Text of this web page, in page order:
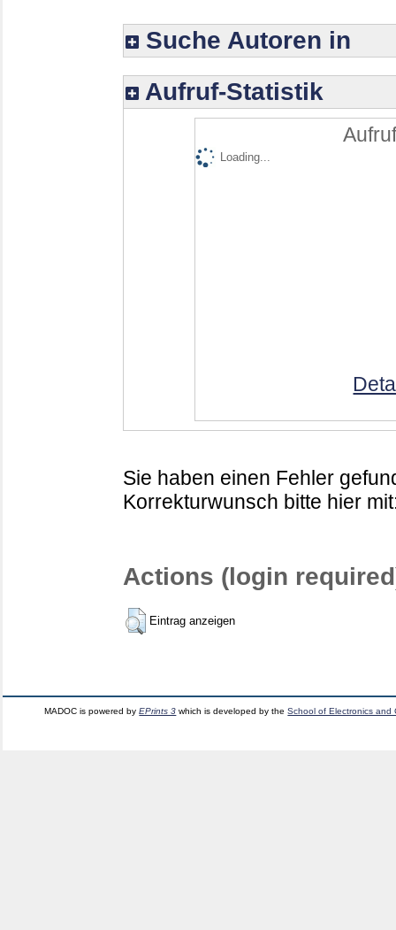
Suche Autoren in
Aufruf-Statistik
Loading...
Sie haben einen Fehler
Korrekturwunsch bitte hier
Actions (login
Eintrag anzeigen
MADOC is powered byEPrints 3 which is developed by theSchool of Electronics and